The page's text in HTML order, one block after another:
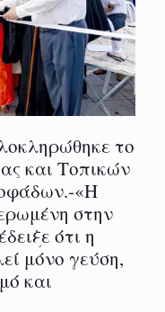
το
και Τοπικών
«Η
στην
ότι η
μόνο γεύση,
και